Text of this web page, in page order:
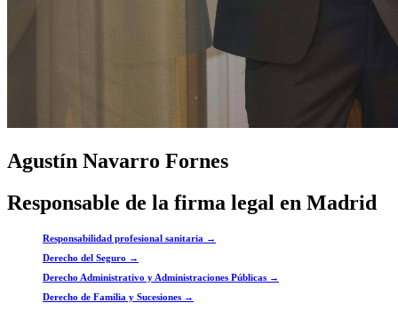
Agustín Navarro Fornes
Responsable de la firma legal en Madrid
Responsabilidad profesional sanitaria →
Derecho del Seguro →
Derecho Administrativo y Administraciones Públicas →
Derecho de Familia y Sucesiones →